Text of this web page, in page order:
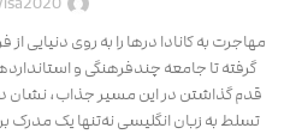
مهاجرت به کانادا درها را به روی دنیایی از
گرفته تا جامعه چند‌فرهنگی و
قدم گذاشتن در این مسیر جذاب، نشان
تسلط به زبان انگلیسی نه‌تنها یک مدرک